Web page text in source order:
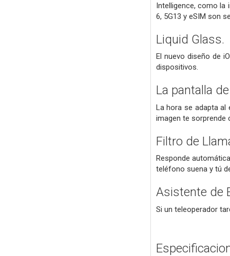
Intelligence, como la
6, 5G13 y eSIM son
Liquid Glass.
El nuevo diseño de
dispositivos.
La pantalla
La hora se adapta al
imagen te sorprende
Filtro de
Responde
teléfono suena y tú
Asistente de
Si un teleoperador